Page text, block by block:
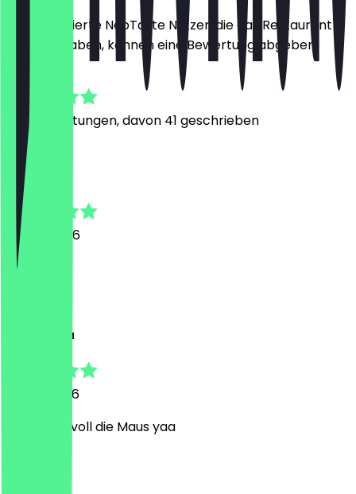
Nur registrierte NeoTaste Nutzer, die das Restaurant
besucht haben, können eine Bewertung abgeben.
350 Bewertungen, davon 41 geschrieben
Alina
28. Juli 2026
Super!!:)
Dicke Helga
22. Juli 2026
Kellner ist voll die Maus yaa